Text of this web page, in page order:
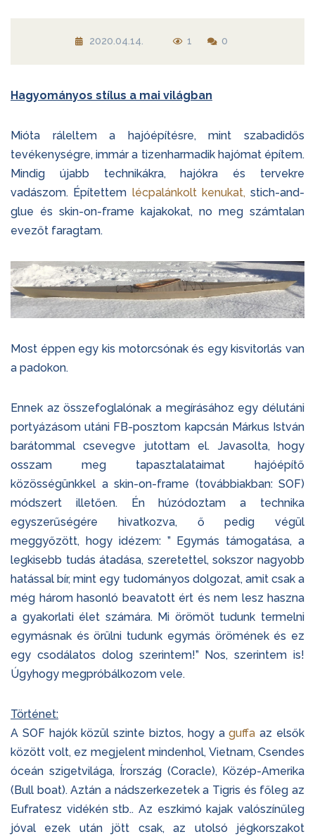
2020.04.14. 1 0
Hagyományos stílus a mai világban
Mióta ráleltem a hajóépítésre, mint szabadidős
tevékenységre, immár a tizenharmadik hajómat építem.
Mindig újabb technikákra, hajókra és tervekre
vadászom. Építettem lécpalánkolt kenukat,stich-and-
glue és skin-on-frame kajakokat, no meg számtalan
evezőt faragtam.
Most éppen egy kis motorcsónak és egy kisvitorlás van
a padokon.
Ennek az összefoglalónak a megírásához egy délutáni
portyázásom utáni FB-posztom kapcsán Márkus István
barátommal csevegve jutottam el. Javasolta, hogy
osszam meg tapasztalataimat hajóépítő
közösségünkkel a skin-on-frame (továbbiakban: SOF)
módszert illetően. Én húzódoztam a technika
egyszerűségére hivatkozva, ő pedig végül
meggyőzött, hogy idézem: ” Egymás támogatása, a
legkisebb tudás átadása, szeretettel, sokszor nagyobb
hatással bír, mint egy tudományos dolgozat, amit csak a
még három hasonló beavatott ért és nem lesz haszna
a gyakorlati élet számára. Mi örömöt tudunk termelni
egymásnak és örülni tudunk egymás örömének és ez
egy csodálatos dolog szerintem!” Nos, szerintem is!
Úgyhogy megpróbálkozom vele.
Történet:
A SOF hajók közül szinte biztos, hogy aguffaaz elsők
között volt, ez megjelent mindenhol, Vietnam, Csendes
óceán szigetvilága, Írország (Coracle), Közép-Amerika
(Bull boat). Aztán a nádszerkezetek a Tigris és főleg az
Eufratesz vidékén stb.. Az eszkimó kajak valószínűleg
jóval ezek után jött csak, az utolsó jégkorszakot